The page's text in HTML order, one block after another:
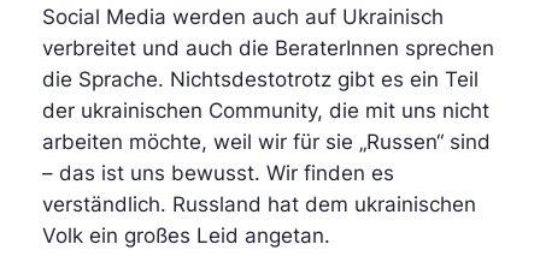
Social Media werden auch auf Ukrainisch
verbreitet und auch die BeraterInnen sprechen
die Sprache. Nichtsdestotrotz gibt es ein Teil
der ukrainischen Community, die mit uns nicht
arbeiten möchte, weil wir für sie „Russen“ sind
– das ist uns bewusst. Wir finden es
verständlich. Russland hat dem ukrainischen
Volk ein großes Leid angetan.